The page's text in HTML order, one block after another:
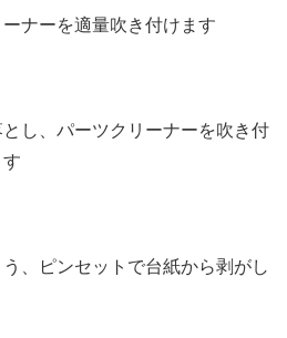
ナーを適量吹き付けます
し、パーツクリーナーを吹き付
、ピンセットで台紙から剥がし